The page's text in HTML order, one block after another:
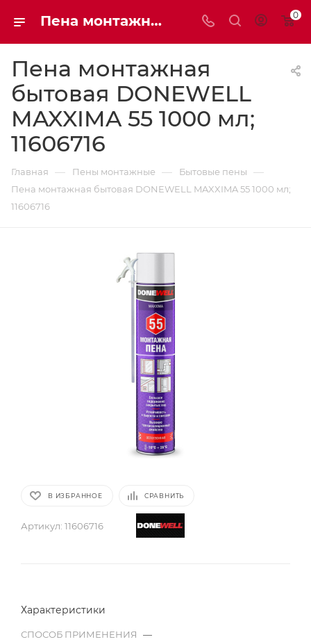
Пена монтажная бытовая DONEWELL MAXXIMA 55 1000 мл 11606716 | Мaxim-stroy 0
Пена монтажная
бытовая DONEWELL
MAXXIMA 55 1000 мл;
11606716
Главная — Пены монтажные — Бытовые пены —
Пена монтажная бытовая DONEWELL MAXXIMA 55 1000 мл;
11606716
В ИЗБРАННОЕ СРАВНИТЬ
Артикул: 11606716
Характеристики
СПОСОБ ПРИМЕНЕНИЯ —